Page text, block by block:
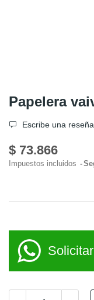
Papelera
Escribe una reseña
$ 73.866
Impuestos incluidos